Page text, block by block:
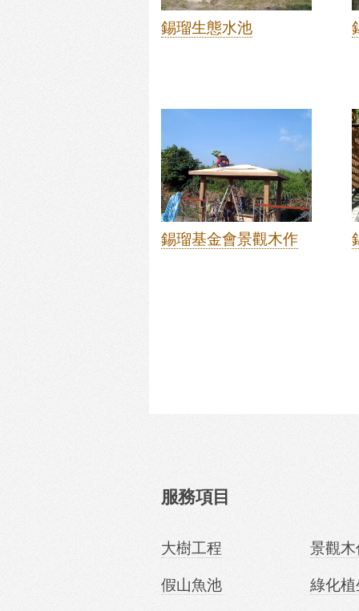
錫瑠生態水池
錫瑠基金會景觀木作
服務項目
大樹工程
假山魚池
景觀木
綠化植